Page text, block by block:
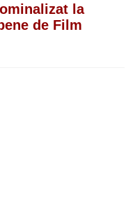
la
de Film